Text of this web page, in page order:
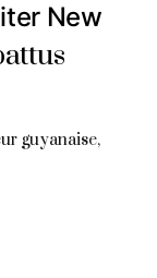
New
guyanaise,